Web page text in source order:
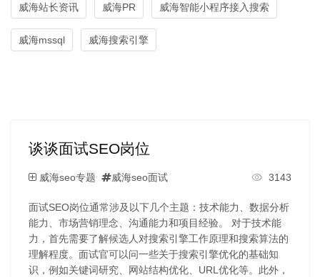
威海站长资讯 威海PR 威海智能小程序接入搜索
威海mssql 威海搜索引擎
谈谈面试SEO岗位
威海seo专题 威海seo面试 3143
面试SEO岗位通常涉及以下几个主题：技术能力、数据分析
能力、市场营销理念、沟通能力和项目经验。 对于技术能
力，首先需要了解候选人对搜索引擎工作原理和搜索算法的
理解程度。面试官可以问一些关于搜索引擎优化的基础知
识，例如关键词研究、网站结构优化、URL优化等。此外，